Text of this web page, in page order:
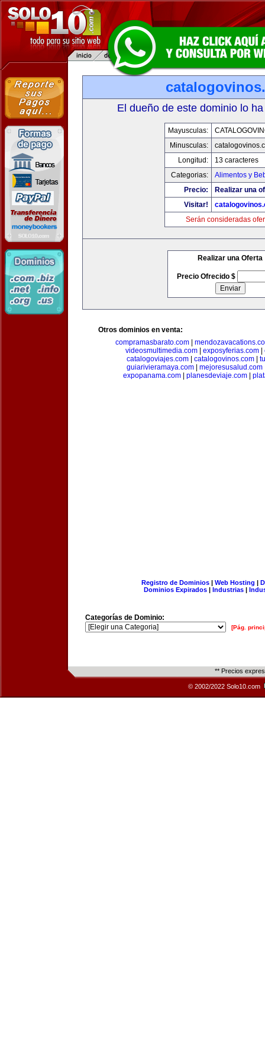
El dueño de este dominio lo
Mayusculas:
Minusculas:
Longitud:
13 caracteres
Categorias:
Alimentos y
Precio:
Realizar una
Visitar!
Serán consideradas
Realizar una Oferta
Precio Ofrecido $
Otros dominios en venta:
compramasbarato.com|
videosmultimedia.com
exposyferias.com
catalogoviajes.com| catalogovinos.com|
guiarivieramaya.com
mejoresusalud.com
expopanama.com| planesdeviaje.com|
Registro de Dominios| Web Hosting |
Dominios Expirados | Industrias |
Categorías de Dominio:
[Pág.
** Precios
© 2002/2022 Solo10.com